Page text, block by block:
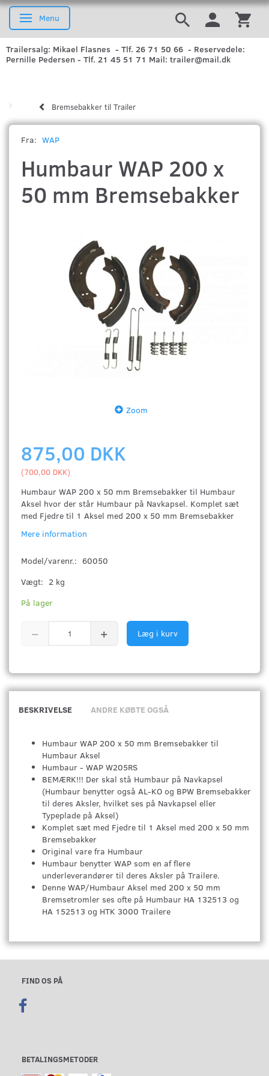
Skifte navigation
Menu
Trailersalg: Mikael Flasnes - Tlf. 26 71 50 66 - Reservedele:
Pernille Pedersen - Tlf. 21 45 51 71 Mail: trailer@mail.dk
Bremsebakker til Trailer
Fra: WAP
Humbaur WAP 200 x
50 mm Bremsebakker
Zoom
875,00 DKK
(700,00 DKK)
Humbaur WAP 200 x 50 mm Bremsebakker til Humbaur
Aksel hvor der står Humbaur på Navkapsel. Komplet sæt
med Fjedre til 1 Aksel med 200 x 50 mm Bremsebakker
Mere information
Model/varenr.: 60050
Vægt: 2 kg
På lager
Læg i kurv
BESKRIVELSE ANDRE KØBTE OGSÅ
Humbaur WAP 200 x 50 mm Bremsebakker til
Humbaur Aksel
Humbaur - WAP W205RS
BEMÆRK!!! Der skal stå Humbaur på Navkapsel
(Humbaur benytter også AL-KO og BPW Bremsebakker
til deres Aksler, hvilket ses på Navkapsel eller
Typeplade på Aksel)
Komplet sæt med Fjedre til 1 Aksel med 200 x 50 mm
Bremsebakker
Original vare fra Humbaur
Humbaur benytter WAP som en af flere
underleverandører til deres Aksler på Trailere.
Denne WAP/Humbaur Aksel med 200 x 50 mm
Bremsetromler ses ofte på Humbaur HA 132513 og
HA 152513 og HTK 3000 Trailere
FIND OS PÅ
BETALINGSMETODER